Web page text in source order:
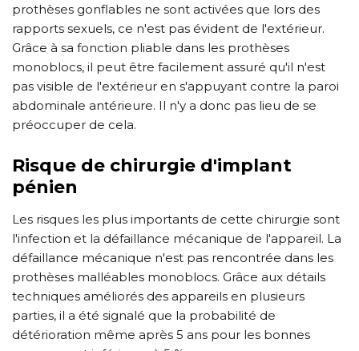
prothèses gonflables ne sont activées que lors des
rapports sexuels, ce n'est pas évident de l'extérieur.
Grâce à sa fonction pliable dans les prothèses
monoblocs, il peut être facilement assuré qu'il n'est
pas visible de l'extérieur en s'appuyant contre la paroi
abdominale antérieure. Il n'y a donc pas lieu de se
préoccuper de cela.
Risque de chirurgie d'implant
pénien
Les risques les plus importants de cette chirurgie sont
l'infection et la défaillance mécanique de l'appareil. La
défaillance mécanique n'est pas rencontrée dans les
prothèses malléables monoblocs. Grâce aux détails
techniques améliorés des appareils en plusieurs
parties, il a été signalé que la probabilité de
détérioration même après 5 ans pour les bonnes